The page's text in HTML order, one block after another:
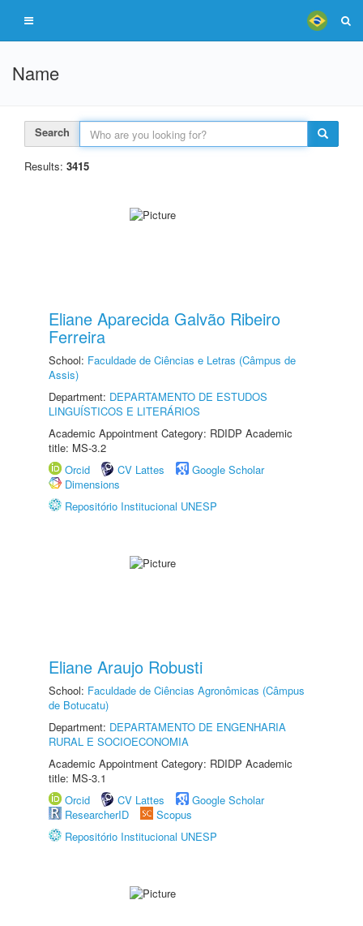
Name
Search
Results: 3415
Eliane Aparecida Galvão Ribeiro
Ferreira
School: Faculdade de Ciências e Letras (Câmpus de
Assis)
Department: DEPARTAMENTO DE ESTUDOS
LINGUÍSTICOS E LITERÁRIOS
Academic Appointment Category: RDIDP Academic
title: MS-3.2
Orcid
CV Lattes
Google Scholar
Dimensions
Repositório Institucional UNESP
Eliane Araujo Robusti
School: Faculdade de Ciências Agronômicas (Câmpus
de Botucatu)
Department: DEPARTAMENTO DE ENGENHARIA
RURAL E SOCIOECONOMIA
Academic Appointment Category: RDIDP Academic
title: MS-3.1
Orcid
CV Lattes
Google Scholar
ResearcherID
Scopus
Repositório Institucional UNESP